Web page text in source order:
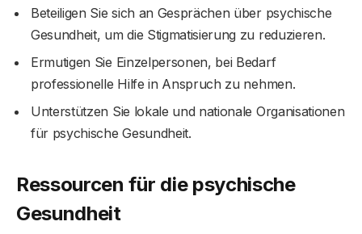
Beteiligen Sie sich an Gesprächen über psychische
Gesundheit, um die Stigmatisierung zu reduzieren.
Ermutigen Sie Einzelpersonen, bei Bedarf
professionelle Hilfe in Anspruch zu nehmen.
Unterstützen Sie lokale und nationale Organisationen
für psychische Gesundheit.
Ressourcen für die psychische
Gesundheit